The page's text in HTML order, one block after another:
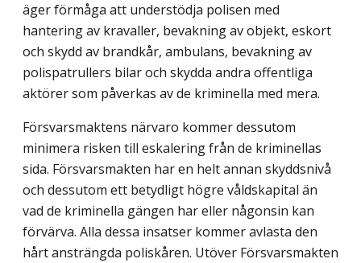
äger förmåga att understödja polisen med
hantering av kravaller, bevakning av objekt, eskort
och skydd av brandkår, ambu­lans, bevakning av
polispatrullers bilar och skydda andra offentliga
aktörer som påverk­as av de kriminella med mera.
Försvarsmaktens närvaro kommer dessutom
minimera risken till eskalering från de kriminellas
sida. Försvarsmakten har en helt annan skyddsnivå
och dessutom ett betyd­ligt högre våldskapital än
vad de kriminella gängen har eller någonsin kan
förvärva. Alla dessa insatser kommer avlasta den
hårt ansträngda poliskåren. Utöver Försvars­makten